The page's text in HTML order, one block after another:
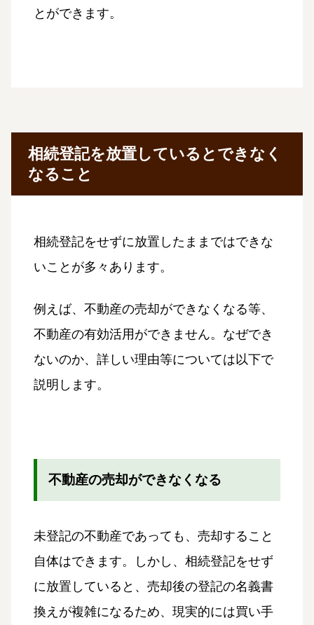
とができます。
相続登記を放置しているとできなく
なること
相続登記をせずに放置したままではできな
いことが多々あります。
例えば、不動産の売却ができなくなる等、
不動産の有効活用ができません。なぜでき
ないのか、詳しい理由等については以下で
説明します。
不動産の売却ができなくなる
未登記の不動産であっても、売却すること
自体はできます。しかし、相続登記をせず
に放置していると、売却後の登記の名義書
換えが複雑になるため、現実的には買い手